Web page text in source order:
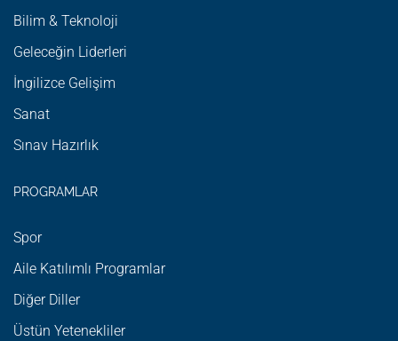
Bilim & Teknoloji
Geleceğin Liderleri
İngilizce Gelişim
Sanat
Sınav Hazırlık
PROGRAMLAR
Spor
Aile Katılımlı Programlar
Diğer Diller
Üstün Yetenekliler